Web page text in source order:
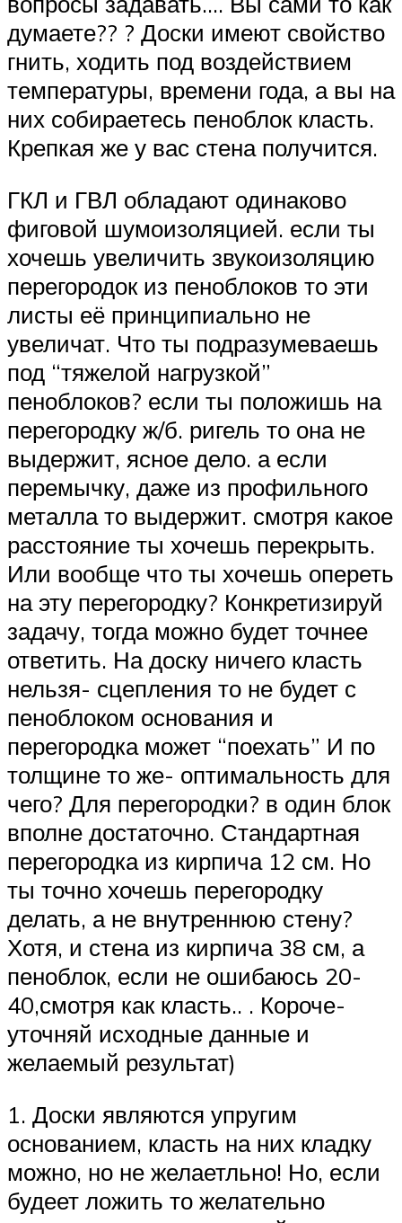
думаете?? ? Доски имеют свойство
гнить, ходить под воздействием
температуры, времени года, а вы на
них собираетесь пеноблок класть.
Крепкая же у вас стена получится.
ГКЛ и ГВЛ обладают одинаково
фиговой шумоизоляцией. если ты
хочешь увеличить звукоизоляцию
перегородок из пеноблоков то эти
листы её принципиально не
увеличат. Что ты подразумеваешь
под “тяжелой нагрузкой”
пеноблоков? если ты положишь на
перегородку ж/б. ригель то она не
выдержит, ясное дело. а если
перемычку, даже из профильного
металла то выдержит. смотря какое
расстояние ты хочешь перекрыть.
Или вообще что ты хочешь опереть
на эту перегородку? Конкретизируй
задачу, тогда можно будет точнее
ответить. На доску ничего класть
нельзя- сцепления то не будет с
пеноблоком основания и
перегородка может “поехать” И по
толщине то же- оптимальность для
чего? Для перегородки? в один блок
вполне достаточно. Стандартная
перегородка из кирпича 12 см. Но
ты точно хочешь перегородку
делать, а не внутреннюю стену?
Хотя, и стена из кирпича 38 см, а
пеноблок, если не ошибаюсь 20-
40,смотря как класть.. . Короче-
уточняй исходные данные и
желаемый результат)
1. Доски являются упругим
основанием, класть на них кладку
можно, но не желаетльно! Но, если
будеет ложить то желательно